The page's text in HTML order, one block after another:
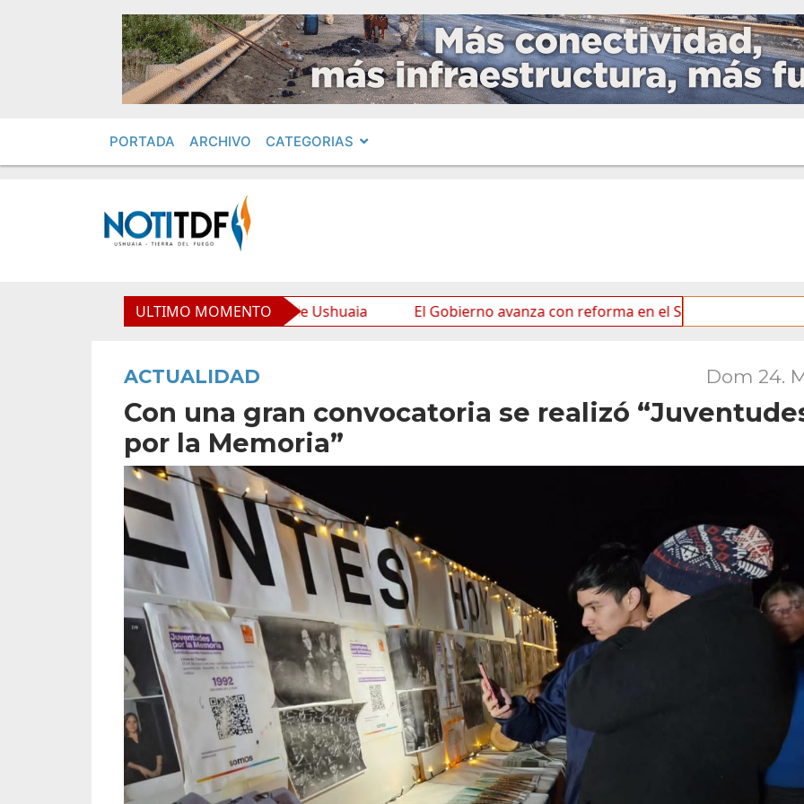
PORTADA ARCHIVO CATEGORIAS
ULTIMO MOMENTO
para la Nueva Usina de Ushuaia El Gobierno avanza con reforma en el Senado
ACTUALIDAD Dom 24.
Con una gran convocatoria se realizó
por la Memoria”